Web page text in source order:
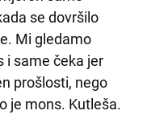
se dovršilo
Mi gledamo
i same čeka jer
prošlosti, nego
je mons. Kutleša.